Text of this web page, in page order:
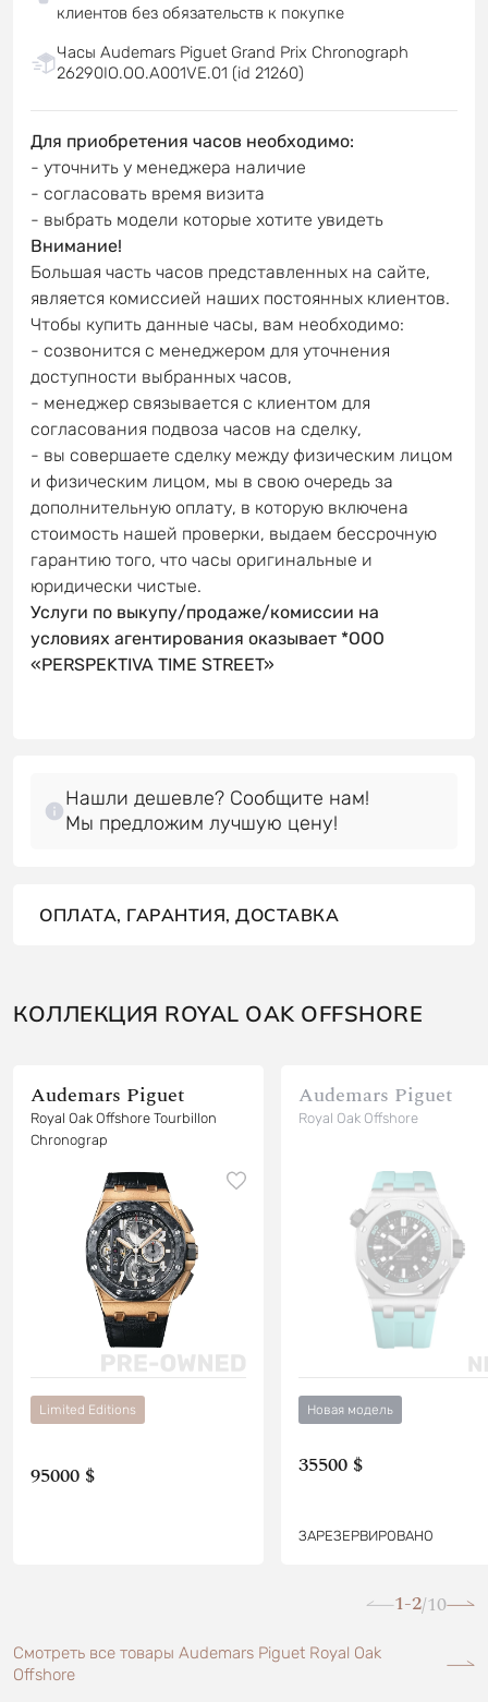
клиентов без обязательств к покупке
Часы Audemars Piguet Grand Prix Chronograph
26290IO.OO.A001VE.01 (id 21260)
Для приобретения часов необходимо:
- уточнить у менеджера наличие
- согласовать время визита
- выбрать модели которые хотите увидеть
Внимание!
Большая часть часов представленных на сайте,
является комиссией наших постоянных клиентов.
Чтобы купить данные часы, вам необходимо:
- созвонится с менеджером для уточнения
доступности выбранных часов,
- менеджер связывается с клиентом для
согласования подвоза часов на сделку,
- вы совершаете сделку между физическим лицом
и физическим лицом, мы в свою очередь за
дополнительную оплату, в которую включена
стоимость нашей проверки, выдаем бессрочную
гарантию того, что часы оригинальные и
юридически чистые.
Услуги по выкупу/продаже/комиссии на
условиях агентирования оказывает *OOO
«PERSPEKTIVA TIME STREET»
Нашли дешевле? Сообщите нам!
Мы предложим лучшую цену!
ОПЛАТА, ГАРАНТИЯ, ДОСТАВКА
КОЛЛЕКЦИЯ ROYAL OAK OFFSHORE
Audemars Piguet
Royal Oak Offshore Tourbillon
Chronograp
Limited Editions
95000 $
Audemars Piguet
Royal Oak Offshore
Новая модель
35500 $
ЗАРЕЗЕРВИРОВАНО
1-2/10
Смотреть все товары Audemars Piguet Royal Oak
Offshore